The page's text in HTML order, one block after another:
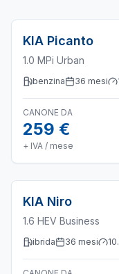
KIA Picanto
1.0 MPi Urban
benzina 36 mesi
CANONE DA
259 €
+ IVA / mese
KIA Niro
1.6 HEV Business
ibrida 36 mesi